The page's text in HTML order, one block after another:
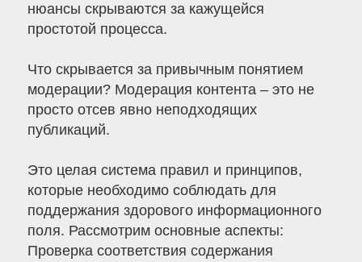
нюансы скрываются за кажущейся
простотой процесса.
Что скрывается за привычным понятием
модерации? Модерация контента – это не
просто отсев явно неподходящих
публикаций.
Это целая система правил и принципов,
которые необходимо соблюдать для
поддержания здорового информационного
поля. Рассмотрим основные аспекты:
Проверка соответствия содержания